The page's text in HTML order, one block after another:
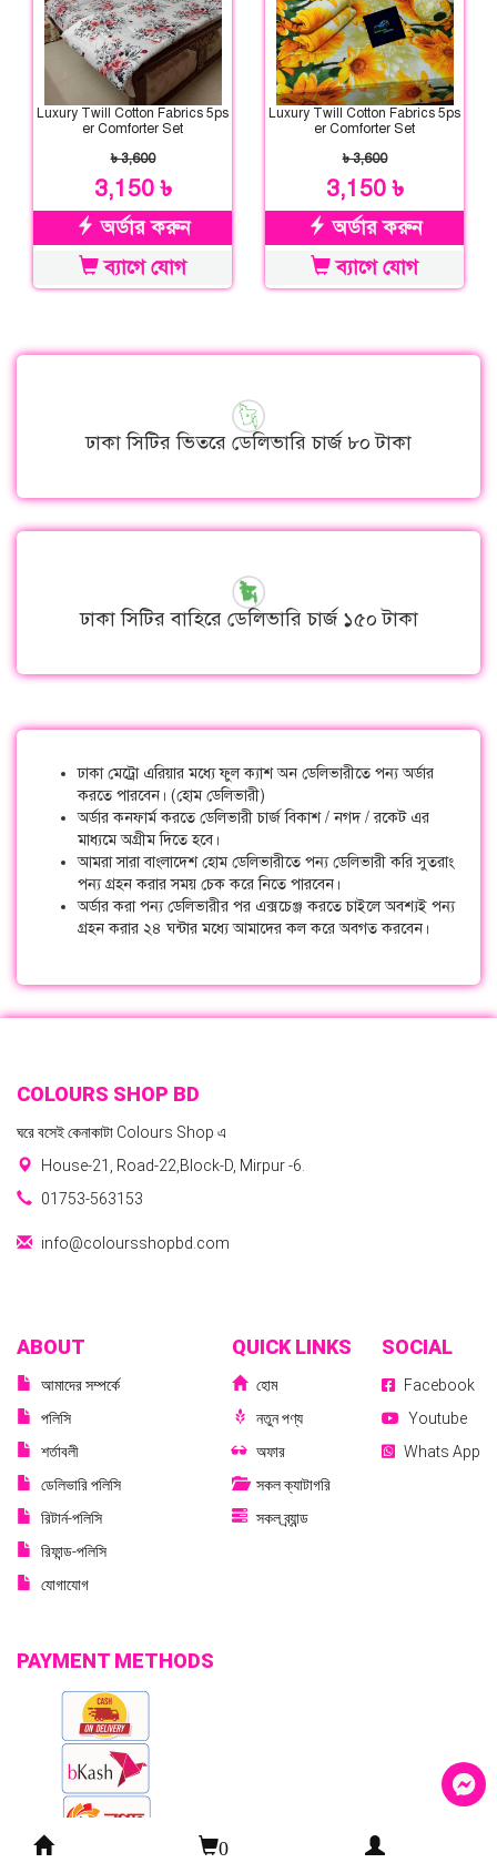
Luxury Twill Cotton Fabrics 5ps
er Comforter Set
৳ 3,600
3,150 ৳
অর্ডার করুন
ব্যাগে যোগ
Luxury Twill Cotton Fabrics 5ps
er Comforter Set
৳ 3,600
3,150 ৳
অর্ডার করুন
ব্যাগে যোগ
ঢাকা সিটির ভিতরে ডেলিভারি চার্জ ৮০ টাকা
ঢাকা সিটির বাহিরে ডেলিভারি চার্জ ১৫০ টাকা
ঢাকা মেট্রো এরিয়ার মধ্যে ফুল ক্যাশ অন ডেলিভারীতে পন্য অর্ডার
করতে পারবেন। (হোম ডেলিভারী)
অর্ডার কনফার্ম করতে ডেলিভারী চার্জ বিকাশ / নগদ / রকেট এর
মাধ্যমে অগ্রীম দিতে হবে।
আমরা সারা বাংলাদেশ হোম ডেলিভারীতে পন্য ডেলিভারী করি সুতরাং
পন্য গ্রহন করার সময় চেক করে নিতে পারবেন।
অর্ডার করা পন্য ডেলিভারীর পর এক্সচেঞ্জ করতে চাইলে অবশ্যই পন্য
গ্রহন করার ২৪ ঘন্টার মধ্যে আমাদের কল করে অবগত করবেন।
COLOURS SHOP BD
ঘরে বসেই কেনাকাটা Colours Shop এ
House-21, Road-22,Block-D, Mirpur -6.
01753-563153
info@coloursshopbd.com
ABOUT
আমাদের সম্পর্কে
পলিসি
শর্তাবলী
ডেলিভারি পলিসি
রিটার্ন-পলিসি
রিফান্ড-পলিসি
যোগাযোগ
QUICK LINKS
হোম
নতুন পণ্য
অফার
সকল ক্যাটাগরি
সকল ব্র্যান্ড
SOCIAL
Facebook
Youtube
Whats App
PAYMENT METHODS
0